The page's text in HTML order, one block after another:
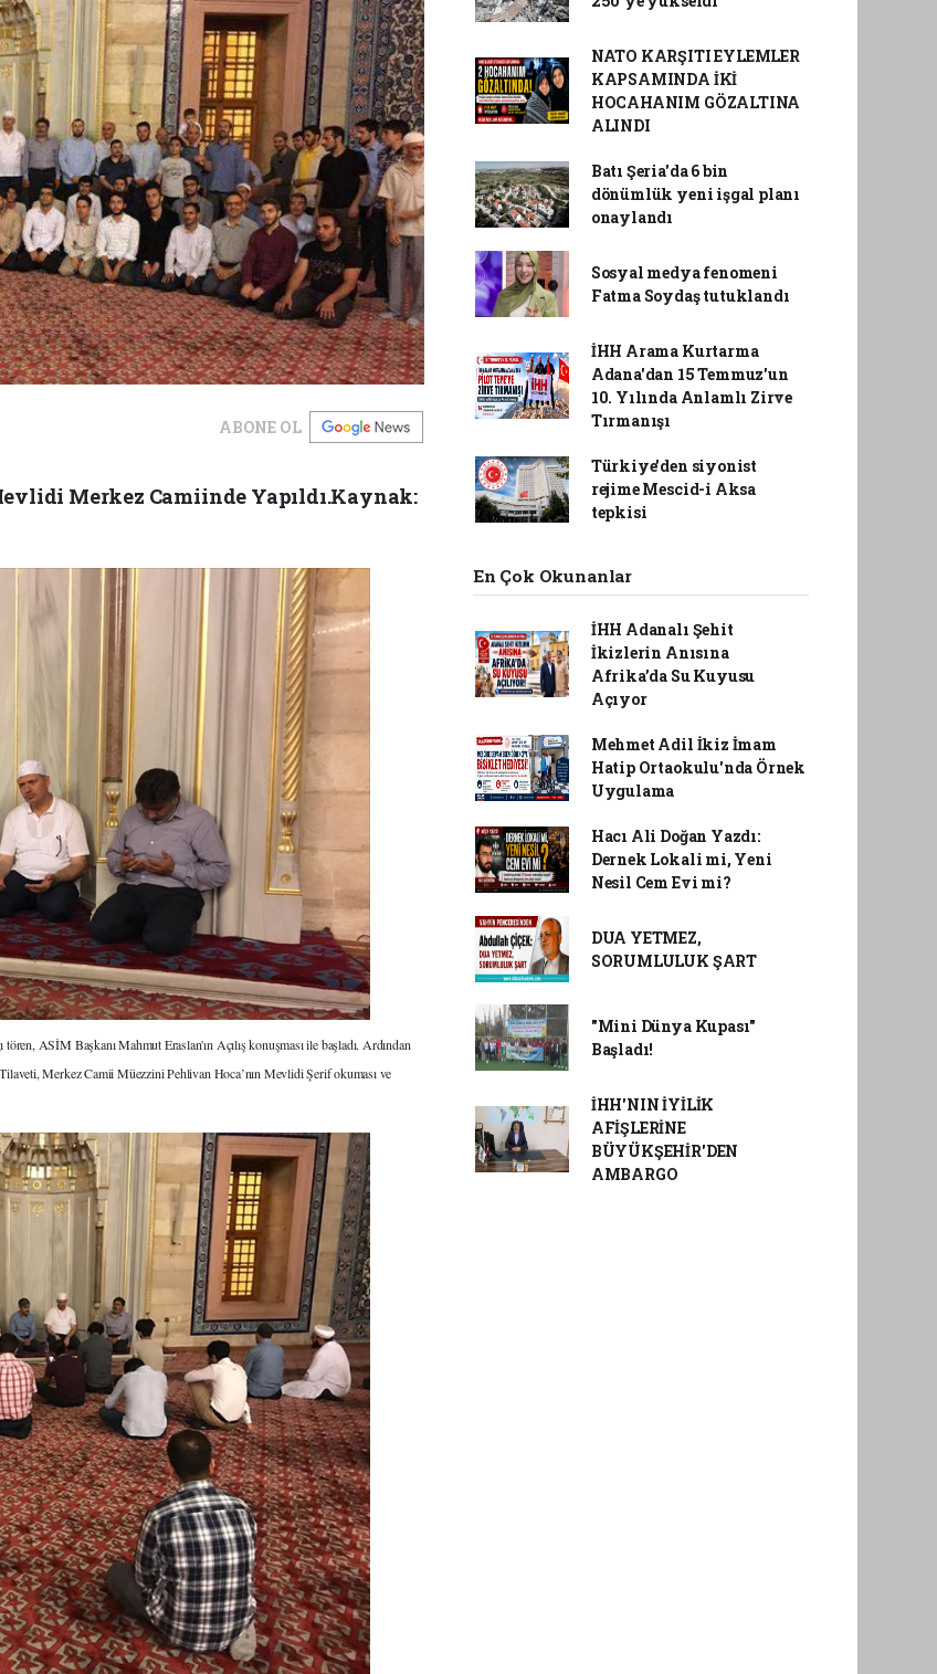
ABONE OL
Merkez Camiinde Yapıldı.Kaynak:
ASİM Başkanı Mahmut Eraslan'ın Açılış konuşması ile başladı. Ardından
Merkez Camii Müezzini Pehlivan Hoca’nın Mevlidi Şerif okuması ve
NATO KARŞITI EYLEMLER
KAPSAMINDA İKİ
HOCAHANIM GÖZALTINA
ALINDI
Batı Şeria'da 6 bin
dönümlük yeni işgal planı
onaylandı
Sosyal medya fenomeni
Fatma Soydaş tutuklandı
İHH Arama Kurtarma
Adana'dan 15 Temmuz'un
10. Yılında Anlamlı Zirve
Tırmanışı
Türkiye'den siyonist
rejime Mescid-i Aksa
tepkisi
En Çok Okunanlar
İHH Adanalı Şehit
İkizlerin Anısına
Afrika’da Su Kuyusu
Açıyor
Mehmet Adil İkiz İmam
Hatip Ortaokulu'nda Örnek
Uygulama
Hacı Ali Doğan Yazdı:
Dernek Lokali mi, Yeni
Nesil Cem Evi mi?
DUA YETMEZ,
SORUMLULUK ŞART
"Mini Dünya Kupası"
Başladı!
İHH'NIN İYİLİK
AFİŞLERİNE
BÜYÜKŞEHİR'DEN
AMBARGO